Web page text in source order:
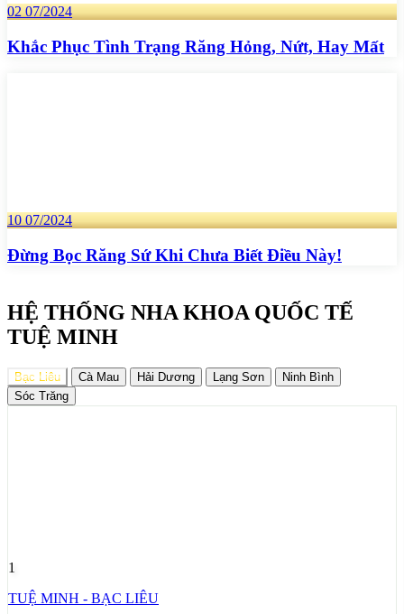
02 07/2024
Khắc Phục Tình Trạng Răng Hỏng, Nứt, Hay Mất
10 07/2024
Đừng Bọc Răng Sứ Khi Chưa Biết Điều Này!
HỆ THỐNG NHA KHOA QUỐC TẾ
TUỆ MINH
Bạc Liêu Cà Mau Hải Dương Lạng Sơn
Ninh Bình
Sóc Trăng
1
TUỆ MINH - BẠC LIÊU